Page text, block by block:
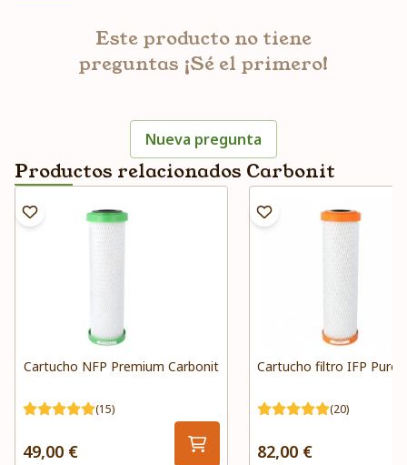
Este producto no tiene
preguntas ¡Sé el primero!
Nueva pregunta
Productos relacionados Carbonit
Cartucho NFP Premium Carbonit
(15)
49,00 €
Cartucho filtro IFP Puro
(20)
82,00 €